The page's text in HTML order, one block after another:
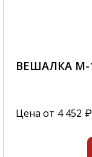
ВЕШАЛКА М-
Цена от 4 452 ₽